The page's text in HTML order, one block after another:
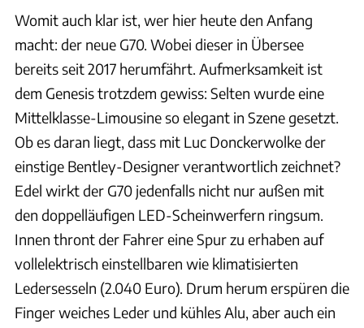
Womit auch klar ist, wer hier heute den Anfang
macht: der neue G70. Wobei dieser in Übersee
bereits seit 2017 herumfährt. Aufmerksamkeit ist
dem Genesis trotzdem gewiss: Selten wurde eine
Mittelklasse-Limousine so elegant in Szene gesetzt.
Ob es daran liegt, dass mit Luc Donckerwolke der
einstige Bentley-Designer verantwortlich zeichnet?
Edel wirkt der G70 jedenfalls nicht nur außen mit
den doppelläufigen LED-Scheinwerfern ringsum.
Innen thront der Fahrer eine Spur zu erhaben auf
vollelektrisch einstellbaren wie klimatisierten
Ledersesseln (2.040 Euro). Drum herum erspüren die
Finger weiches Leder und kühles Alu, aber auch ein